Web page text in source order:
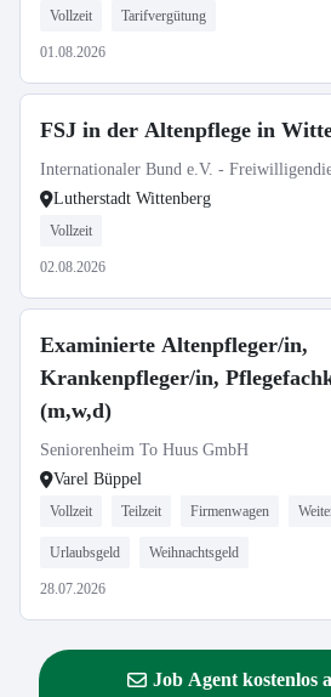
Vollzeit Tarifvergütung
01.08.2026
FSJ in der Altenpflege in
Internationaler Bund e.V. -
Lutherstadt Wittenberg
Vollzeit
02.08.2026
Examinierte Altenpfleger/in,
Krankenpfleger/in,
(m,w,d)
Seniorenheim To Huus GmbH
Varel Büppel
Vollzeit Teilzeit Firmenwagen
Urlaubsgeld Weihnachtsgeld
28.07.2026
Job Agent kostenlos